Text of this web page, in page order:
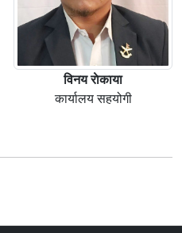
विनय राेकाया
कार्यालय सहयोगी